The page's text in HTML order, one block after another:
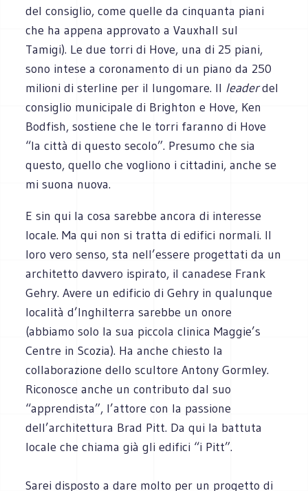
del consiglio, come quelle da cinquanta piani
che ha appena approvato a Vauxhall sul
Tamigi). Le due torri di Hove, una di 25 piani,
sono intese a coronamento di un piano da 250
milioni di sterline per il lungomare. Il leaderdel
consiglio municipale di Brighton e Hove, Ken
Bodfish, sostiene che le torri faranno di Hove
“la città di questo secolo”. Presumo che sia
questo, quello che vogliono i cittadini, anche se
mi suona nuova.
E sin qui la cosa sarebbe ancora di interesse
locale. Ma qui non si tratta di edifici normali. Il
loro vero senso, sta nell’essere progettati da un
architetto davvero ispirato, il canadese Frank
Gehry. Avere un edificio di Gehry in qualunque
località d’Inghilterra sarebbe un onore
(abbiamo solo la sua piccola clinica Maggie’s
Centre in Scozia). Ha anche chiesto la
collaborazione dello scultore Antony Gormley.
Riconosce anche un contributo dal suo
“apprendista”, l’attore con la passione
dell’architettura Brad Pitt. Da qui la battuta
locale che chiama già gli edifici “i Pitt”.
Sarei disposto a dare molto per un progetto di